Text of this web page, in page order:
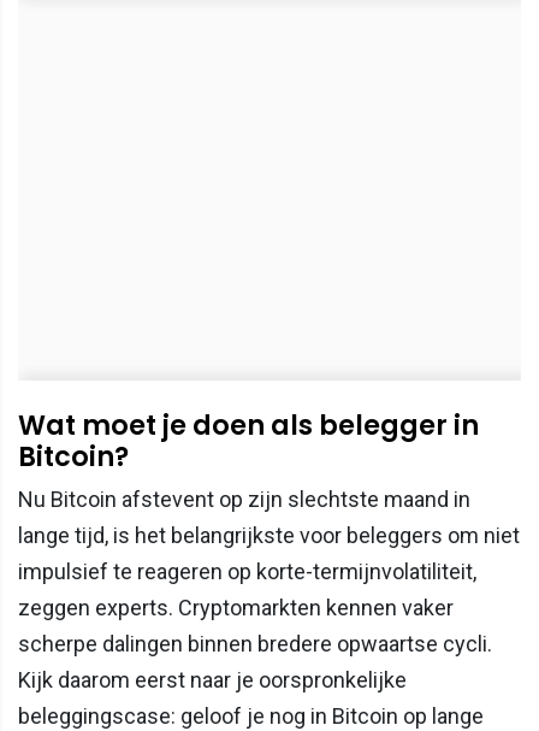
Wat moet je doen als belegger in
Bitcoin?
Nu Bitcoin afstevent op zijn slechtste maand in
lange tijd, is het belangrijkste voor beleggers om niet
impulsief te reageren op korte-termijnvolatiliteit,
zeggen experts. Cryptomarkten kennen vaker
scherpe dalingen binnen bredere opwaartse cycli.
Kijk daarom eerst naar je oorspronkelijke
beleggingscase: geloof je nog in Bitcoin op lange